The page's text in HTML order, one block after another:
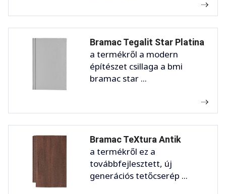
Bramac Tegalit Star Platina
a termékről a modern
építészet csillaga a bmi
bramac star ...
Bramac TeXtura Antik
a termékről ez a
továbbfejlesztett, új
generációs tetőcserép ...